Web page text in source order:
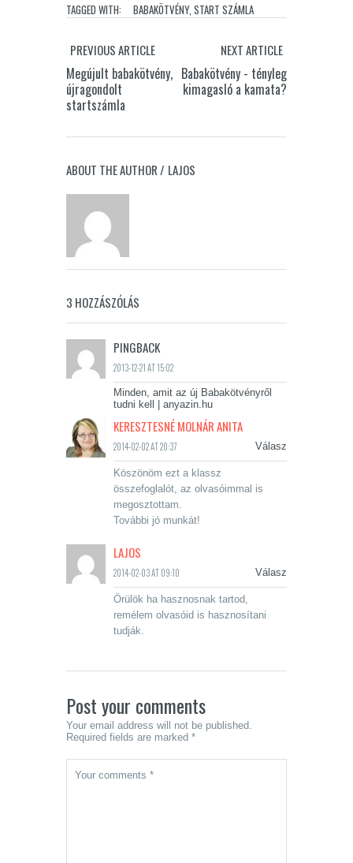
TAGGED WITH: BABAKÖTVÉNY, START SZÁMLA
PREVIOUS ARTICLE
Megújult babakötvény,
újragondolt
startszámla
NEXT ARTICLE
Babakötvény - tényleg
kimagasló a kamata?
ABOUT THE AUTHOR / LAJOS
3 HOZZÁSZÓLÁS
PINGBACK
2013-12-21 AT 15:02
Minden, amit az új Babakötvényről
tudni kell | anyazin.hu
KERESZTESNÉ MOLNÁR ANITA
2014-02-02 AT 20:37 Válasz
Köszönöm ezt a klassz
összefoglalót, az olvasóimmal is
megosztottam.
További jó munkát!
LAJOS
2014-02-03 AT 09:10 Válasz
Örülök ha hasznosnak tartod,
remélem olvasóid is hasznosítani
tudják.
Post your comments
Your email address will not be published.
Required fields are marked *